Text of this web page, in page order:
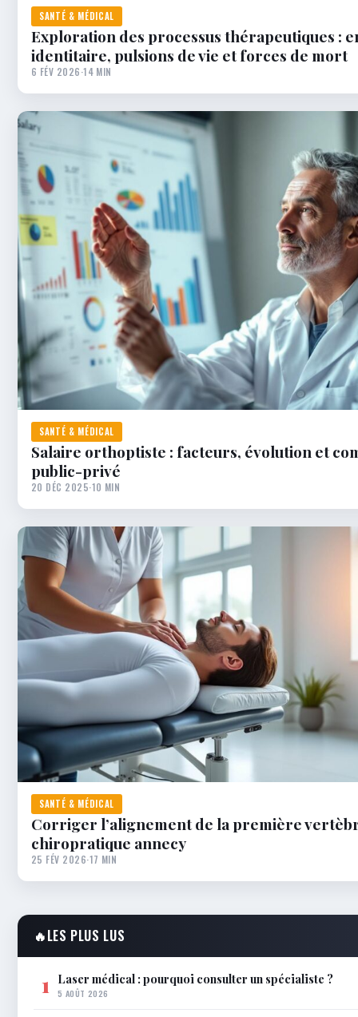
SANTÉ & MÉDICAL
Exploration des processus thérapeutiques :
identitaire, pulsions de vie et forces de mort
6 FÉV 2026·14 MIN
SANTÉ & MÉDICAL
Salaire orthoptiste : facteurs, évolution et
public-privé
20 DÉC 2025·10 MIN
SANTÉ & MÉDICAL
Corriger l’alignement de la première
chiropratique annecy
25 FÉV 2026·17 MIN
🔥LES PLUS LUS
1 Laser médical : pourquoi consulter un spécialiste ?
5 AOÛT 2026